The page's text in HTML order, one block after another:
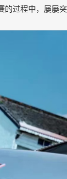
的过程中，屡屡